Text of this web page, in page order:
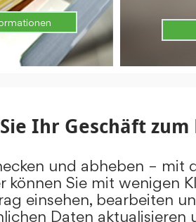
Ihr Geschäft zum
und abheben – mit
können Sie mit wenigen
einsehen, bearbeiten
Daten aktualisieren